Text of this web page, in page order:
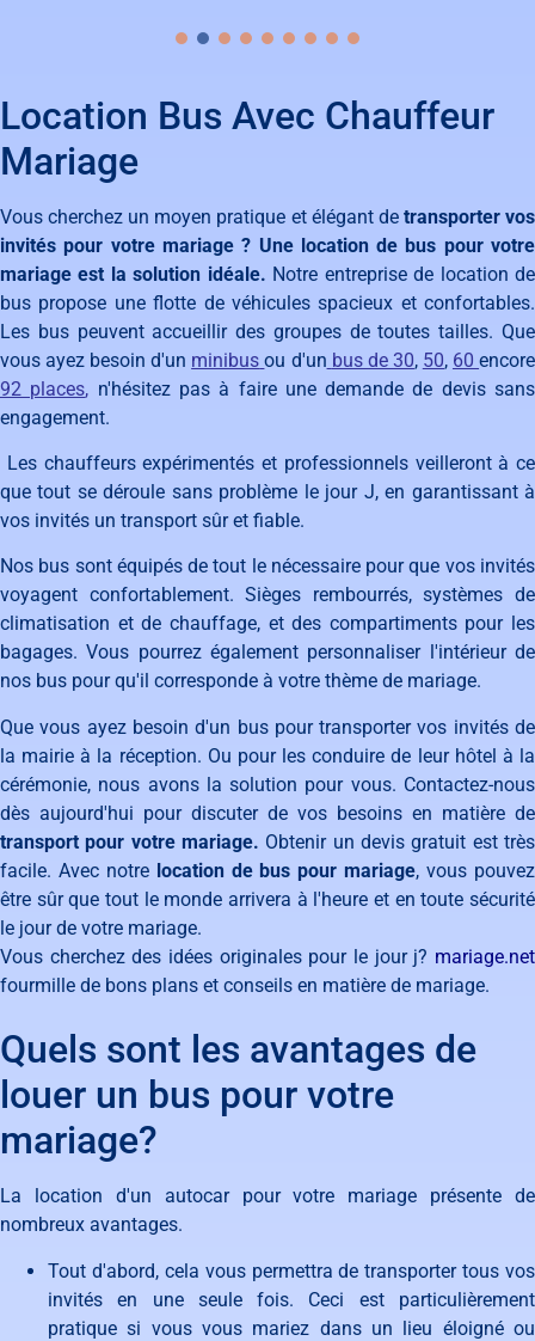
Location Bus Avec Chauffeur
Mariage
Vous cherchez un moyen pratique et élégant de transporter vos
invités pour votre mariage ? Une location de bus pour votre
mariage est la solution idéale. Notre entreprise de location de
bus propose une flotte de véhicules spacieux et confortables.
Les bus peuvent accueillir des groupes de toutes tailles. Que
vous ayez besoin d'un minibus ou d'un bus de 30, 50, 60 encore
92 places, n'hésitez pas à faire une demande de devis sans
engagement.
Les chauffeurs expérimentés et professionnels veilleront à ce
que tout se déroule sans problème le jour J, en garantissant à
vos invités un transport sûr et fiable.
Nos bus sont équipés de tout le nécessaire pour que vos invités
voyagent confortablement. Sièges rembourrés, systèmes de
climatisation et de chauffage, et des compartiments pour les
bagages. Vous pourrez également personnaliser l'intérieur de
nos bus pour qu'il corresponde à votre thème de mariage.
Que vous ayez besoin d'un bus pour transporter vos invités de
la mairie à la réception. Ou pour les conduire de leur hôtel à la
cérémonie, nous avons la solution pour vous. Contactez-nous
dès aujourd'hui pour discuter de vos besoins en matière de
transport pour votre mariage. Obtenir un devis gratuit est très
facile. Avec notre location de bus pour mariage, vous pouvez
être sûr que tout le monde arrivera à l'heure et en toute sécurité
le jour de votre mariage.
Vous cherchez des idées originales pour le jour j? mariage.net
fourmille de bons plans et conseils en matière de mariage.
Quels sont les avantages de
louer un bus pour votre
mariage?
La location d'un autocar pour votre mariage présente de
nombreux avantages.
Tout d'abord, cela vous permettra de transporter tous vos
invités en une seule fois. Ceci est particulièrement
pratique si vous vous mariez dans un lieu éloigné ou